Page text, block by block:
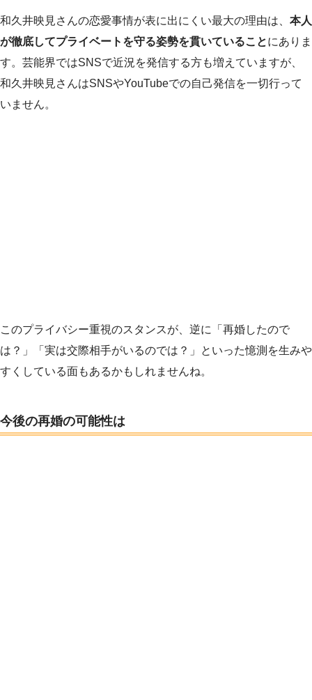
和久井映見さんの恋愛事情が表に出にくい最大の理由は、 本人
が徹底してプライベートを守る姿勢を貫いていることにありま
す。芸能界ではSNSで近況を発信する方も増えていますが、
和久井映見さんはSNSやYouTubeでの自己発信を一切行って
いません。
このプライバシー重視のスタンスが、逆に「再婚したので
は？」「実は交際相手がいるのでは？」といった憶測を生みや
すくしている面もあるかもしれませんね。
今後の再婚の可能性は